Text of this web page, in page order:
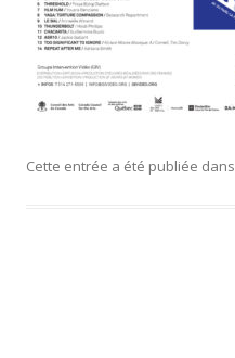
Cette entrée a été publiée dans